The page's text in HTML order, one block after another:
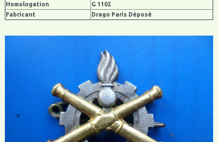
Homologation
G 1102
Fabricant
Drago Paris Déposé